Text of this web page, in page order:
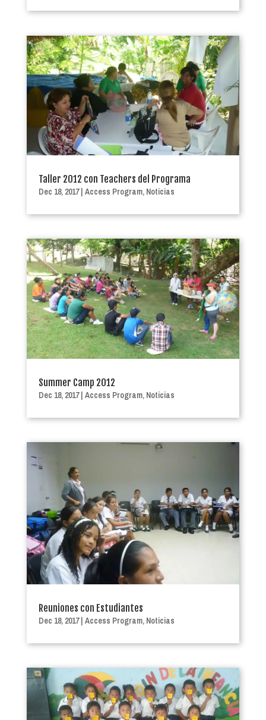
Taller 2012 con Teachers del Programa
Dec 18, 2017| Access Program, Noticias
Summer Camp 2012
Dec 18, 2017| Access Program, Noticias
Reuniones con Estudiantes
Dec 18, 2017| Access Program, Noticias